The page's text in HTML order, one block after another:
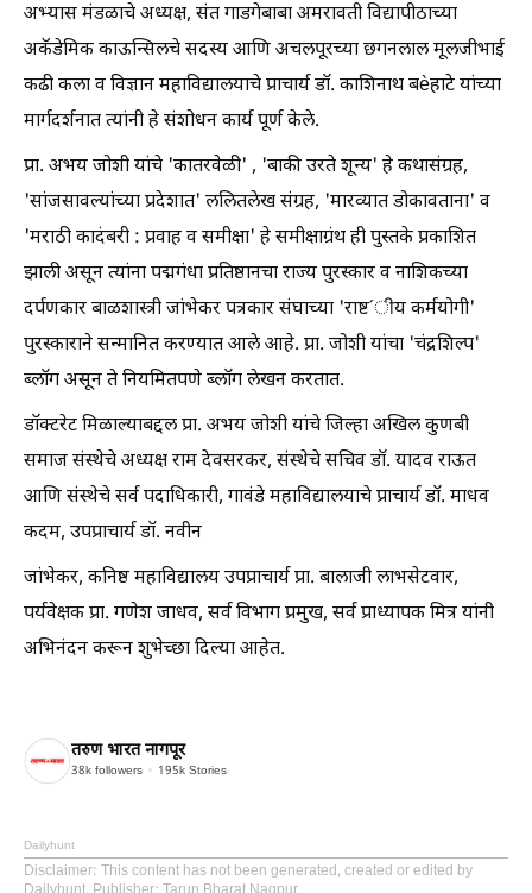
अभ्यास मंडळाचे अध्यक्ष, संत गाडगेबाबा अमरावती विद्यापीठाच्या
अकॅडेमिक काऊन्सिलचे सदस्य आणि अचलपूरच्या छगनलाल मूलजीभाई
कढी कला व विज्ञान महाविद्यालयाचे प्राचार्य डॉ. काशिनाथ बèहाटे यांच्या
मार्गदर्शनात त्यांनी हे संशोधन कार्य पूर्ण केले.
प्रा. अभय जोशी यांचे 'कातरवेळी' , 'बाकी उरते शून्य' हे कथासंग्रह,
'सांजसावल्यांच्या प्रदेशात' ललितलेख संग्रह, 'मारव्यात डोकावताना' व
'मराठी कादंबरी : प्रवाह व समीक्षा' हे समीक्षाग्रंथ ही पुस्तके प्रकाशित
झाली असून त्यांना पद्मगंधा प्रतिष्ठानचा राज्य पुरस्कार व नाशिकच्या
दर्पणकार बाळशास्त्री जांभेकर पत्रकार संघाच्या 'राष्ट ́ीय कर्मयोगी'
पुरस्काराने सन्मानित करण्यात आले आहे. प्रा. जोशी यांचा 'चंद्रशिल्प'
ब्लॉग असून ते नियमितपणे ब्लॉग लेखन करतात.
डॉक्टरेट मिळाल्याबद्दल प्रा. अभय जोशी यांचे जिल्हा अखिल कुणबी
समाज संस्थेचे अध्यक्ष राम देवसरकर, संस्थेचे सचिव डॉ. यादव राऊत
आणि संस्थेचे सर्व पदाधिकारी, गावंडे महाविद्यालयाचे प्राचार्य डॉ. माधव
कदम, उपप्राचार्य डॉ. नवीन
जांभेकर, कनिष्ठ महाविद्यालय उपप्राचार्य प्रा. बालाजी लाभसेटवार,
पर्यवेक्षक प्रा. गणेश जाधव, सर्व विभाग प्रमुख, सर्व प्राध्यापक मित्र यांनी
अभिनंदन करून शुभेच्छा दिल्या आहेत.
तरुण भारत नागपूर
38k followers 195k Stories
Dailyhunt
Disclaimer: This content has not been generated, created or edited by